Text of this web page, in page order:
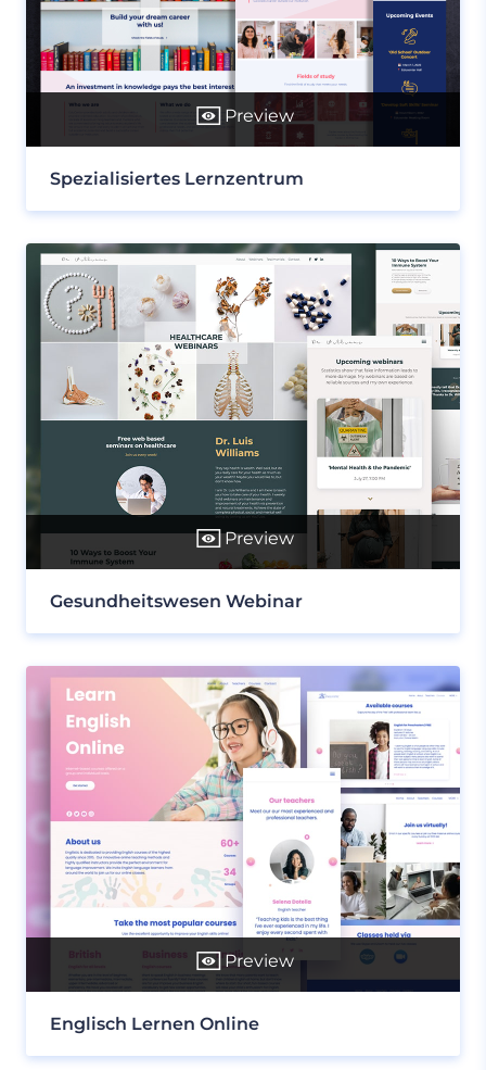
Preview
Spezialisiertes Lernzentrum
Preview
Gesundheitswesen Webinar
Preview
Englisch Lernen Online